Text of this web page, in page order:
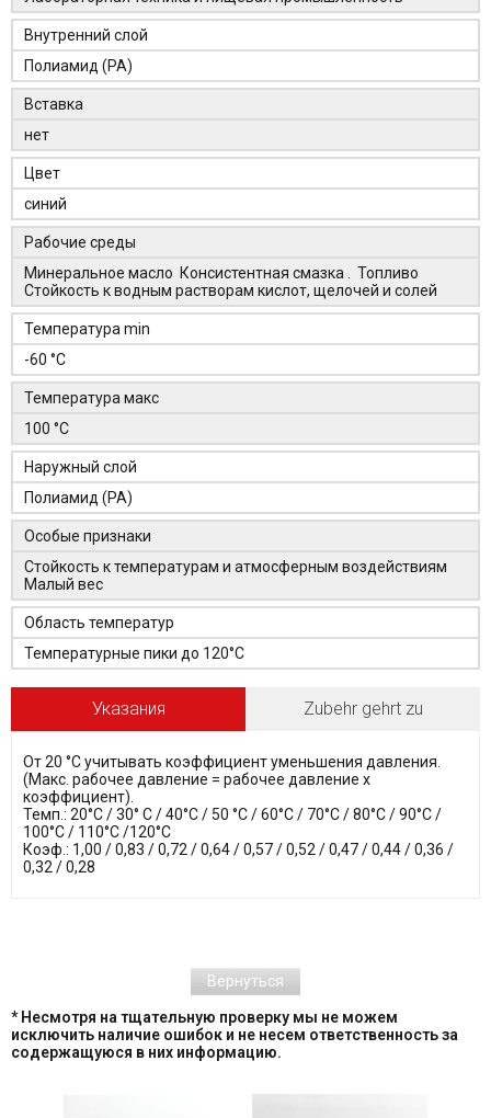
Внутренний слой
Полиамид (PA)
Вставка
нет
Цвет
синий
Рабочие среды
Минеральное масло Консистентная смазка . Топливо
Стойкость к водным растворам кислот, щелочей и солей
Температура min
-60 °C
Температура макс
100 °C
Наружный слой
Полиамид (PA)
Особые признаки
Стойкость к температурам и атмосферным воздействиям
Малый вес
Область температур
Температурные пики до 120°C
Указания Zubehr gehrt zu
От 20 °C учитывать коэффициент уменьшения давления.
(Макс. рабочее давление = рабочее давление x
коэффициент).
Темп.: 20°C / 30° C / 40°C / 50 °C / 60°C / 70°C / 80°C / 90°C /
100°C / 110°C /120°C
Коэф.: 1,00 / 0,83 / 0,72 / 0,64 / 0,57 / 0,52 / 0,47 / 0,44 / 0,36 /
0,32 / 0,28
Вернуться
* Несмотря на тщательную проверку мы не можем
исключить наличие ошибок и не несем ответственность за
содержащуюся в них информацию.